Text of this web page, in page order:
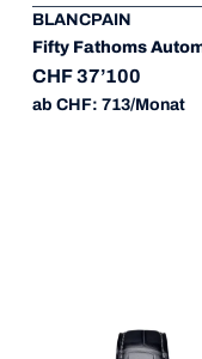
BLANCPAIN
CHF 37’100
ab CHF: 713/Monat